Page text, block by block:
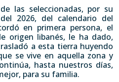
las seleccionadas, por su
2026, del calendario del
en primera persona, el
origen libanés, le ha dado,
a esta tierra huyendo
se vive en aquella zona y
hasta nuestros días,
para su familia.